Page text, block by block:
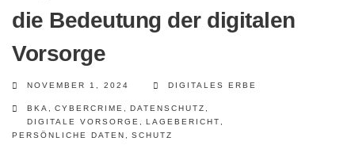
Wie regeln Sie ihren digitalen Nachlass
Digitaler Nachlass
die Bedeutung der digitalen
Vorsorge
NOVEMBER 1, 2024 DIGITALES ERBE
BKA CYBERCRIME DATENSCHUTZ
DIGITALE VORSORGE
LAGEBERICHT
PERSÖNLICHE DATEN
SCHUTZ